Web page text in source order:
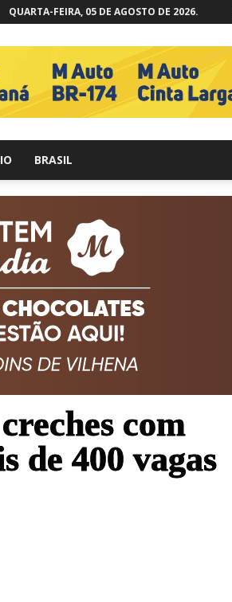
QUARTA-FEIRA, 05 DE AGOSTO DE 2026.
BRASIL
com
de 400 vagas